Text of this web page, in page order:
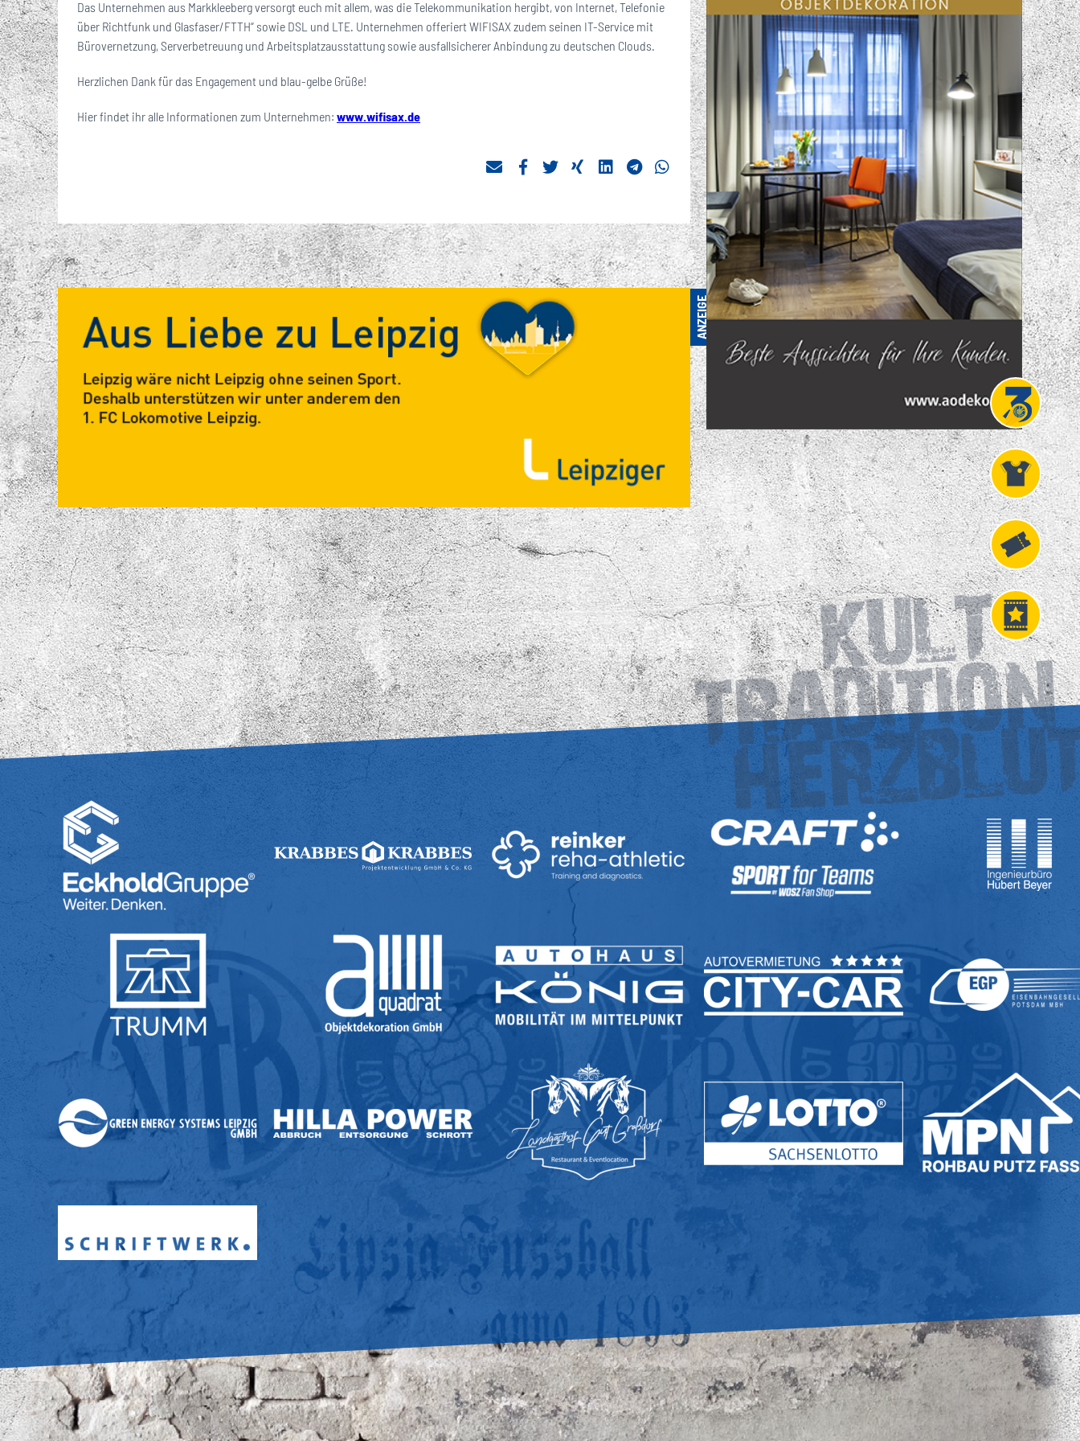
Das Unternehmen aus Markkleeberg versorgt euch mit allem, was die Telekommunikation hergibt, von Internet, Telefonie
über Richtfunk und Glasfaser/FTTH“ sowie DSL und LTE. Unternehmen offeriert WIFISAX zudem seinen IT-Service mit
Bürovernetzung, Serverbetreuung und Arbeitsplatzausstattung sowie ausfallsicherer Anbindung zu deutschen Clouds.
Herzlichen Dank für das Engagement und blau-gelbe Grüße!
Hier findet ihr alle Informationen zum Unternehmen: www.wifisax.de
Projekt
Liga 3
Fanshop
Fahrkarten
VIP
Tickets